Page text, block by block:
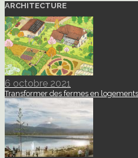
ARCHITECTURE
6 octobre 2021
Transformer des fermes en